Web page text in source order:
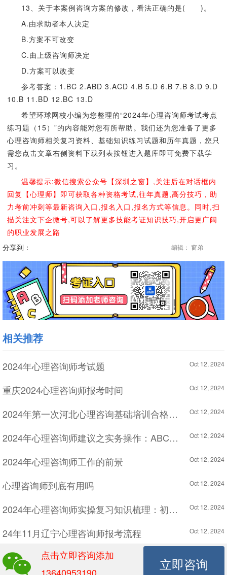
13、关于本案例咨询方案的修改，看法正确的是( )。
A.由求助者本人决定
B.方案不可改变
C.由上级咨询师决定
D.方案可以改变
参考答案：1.BC 2.ABD 3.ACD 4.B 5.D 6.B 7.B 8.D 9.D
10.B 11.BD 12.BC 13.D
希望环球网校小编为您整理的“2024年心理咨询师考试考点
练习题（15）”的内容能对您有所帮助。我们还为您准备了更多
心理咨询师相关复习资料、基础知识练习试题和历年真题，您只
需您点击文章右侧资料下载列表按钮进入题库即可免费下载学
习。
温馨提示:微信搜索公众号【深圳之窗】,关注后在对话框内
回复【心理师】即可获取各种资格考试,往年真题,高分技巧，助
力考前冲刺等最新咨询入口,报名入口,报名方式等信息。同时,扫
描关注文下企微号,可以了解更多技能考证知识技巧,开启更广阔
的职业发展之路
分享到：
编辑： 窗弟
相关推荐
2024年心理咨询师考试题 Oct 12, 2024
重庆2024心理咨询师报考时间 Oct 12, 2024
2024年第一次河北心理咨询基础培训合格证书领取时间 Oct 12, 2024
2024年心理咨询师建议之实务操作：ABC法则 Oct 12, 2024
2024年心理咨询师工作的前景 Oct 12, 2024
心理咨询师到底有用吗 Oct 12, 2024
2024年心理咨询师实操复习知识梳理：初诊接待 Oct 12, 2024
24年11月辽宁心理咨询师报考流程 Oct 12, 2024
2024年5月心理咨询师二级理论考试真题(四)
点击立即咨询添加
立即咨询